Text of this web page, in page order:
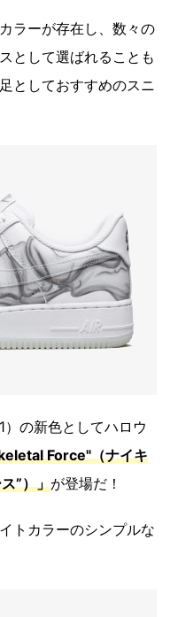
ラーが存在し、数々の
として選ばれることも
としておすすめのスニ
の新色としてハロウ
Force"（ナイキ
”）」が登場だ！
トカラーのシンプルな